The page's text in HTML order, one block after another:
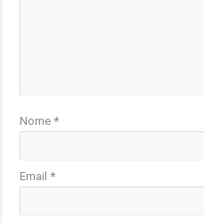
Nome*
Email*